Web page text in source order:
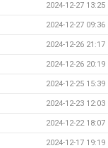
2024-12-27 13:25
2024-12-27 09:36
2024-12-26 21:17
2024-12-26 20:19
2024-12-25 15:39
2024-12-23 12:03
2024-12-22 18:07
2024-12-17 19:19